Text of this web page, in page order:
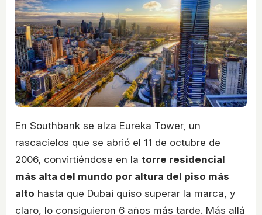
En Southbank se alza Eureka Tower, un
rascacielos que se abrió el 11 de octubre de
2006, convirtiéndose en la torre residencial
más alta del mundo por altura del piso más
alto hasta que Dubai quiso superar la marca, y
claro, lo consiguieron 6 años más tarde. Más allá